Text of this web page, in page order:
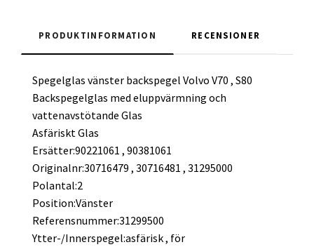
PRODUKTINFORMATION RECENSIONER
Spegelglas vänster backspegel Volvo V70 , S80
Backspegelglas med eluppvärmning och
vattenavstötande Glas
Asfäriskt Glas
Ersätter:90221061 , 90381061
Originalnr:30716479 , 30716481 , 31295000
Polantal:2
Position:Vänster
Referensnummer:31299500
Ytter-/Innerspegel:asfärisk , för